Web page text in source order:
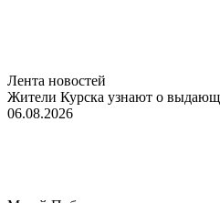
Лента новостей
Жители Курска узнают о
06.08.2026